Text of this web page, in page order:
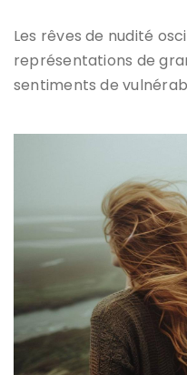
Les rêves de nudité
représentations de
sentiments de